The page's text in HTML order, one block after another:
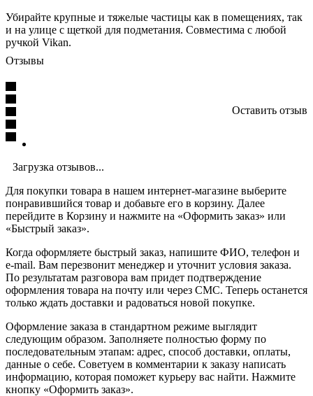
Убирайте крупные и тяжелые частицы как в помещениях, так
и на улице с щеткой для подметания. Совместима с любой
ручкой Vikan.
Отзывы
Оставить отзыв
Загрузка отзывов...
Для покупки товара в нашем интернет-магазине выберите
понравившийся товар и добавьте его в корзину. Далее
перейдите в Корзину и нажмите на «Оформить заказ» или
«Быстрый заказ».
Когда оформляете быстрый заказ, напишите ФИО, телефон и
e-mail. Вам перезвонит менеджер и уточнит условия заказа.
По результатам разговора вам придет подтверждение
оформления товара на почту или через СМС. Теперь останется
только ждать доставки и радоваться новой покупке.
Оформление заказа в стандартном режиме выглядит
следующим образом. Заполняете полностью форму по
последовательным этапам: адрес, способ доставки, оплаты,
данные о себе. Советуем в комментарии к заказу написать
информацию, которая поможет курьеру вас найти. Нажмите
кнопку «Оформить заказ».